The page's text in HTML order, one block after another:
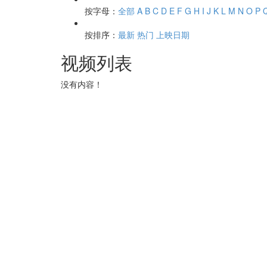
按字母： 全部 A B C D E F G H I J K L M N O P
按排序： 最新 热门 上映日期
视频列表
没有内容！